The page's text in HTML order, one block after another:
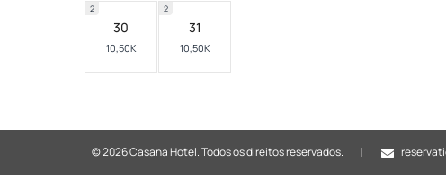
30
10,50K
2
31
10,50K
2
© 2026 Casana Hotel.Todos os direitos reservados.